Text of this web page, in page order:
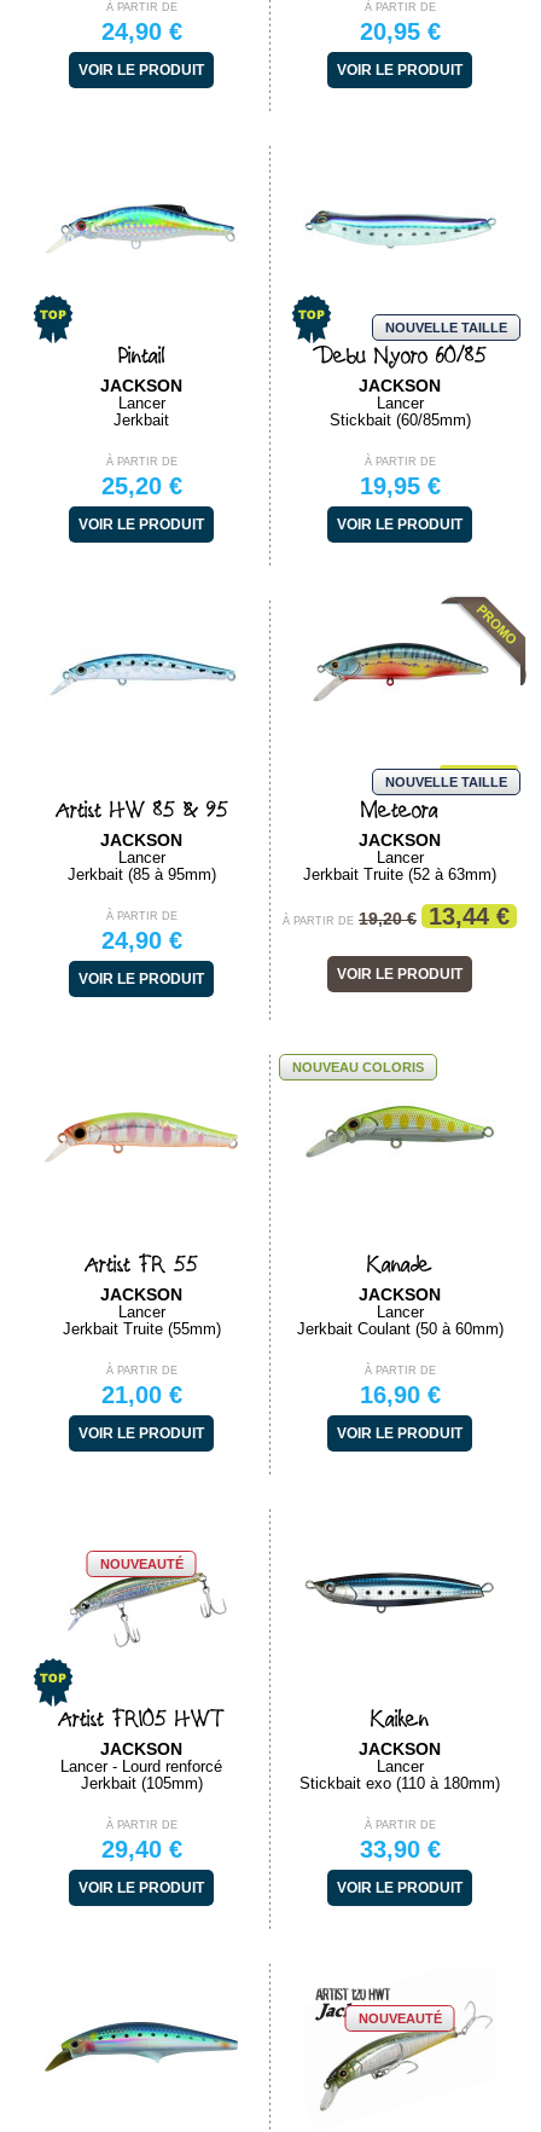
À PARTIR DE
24,90 €
VOIR LE PRODUIT
À PARTIR DE
20,95 €
VOIR LE PRODUIT
Pintail
JACKSON
Lancer
Jerkbait
À PARTIR DE
25,20 €
VOIR LE PRODUIT
NOUVELLE TAILLE
Debu Nyoro 60/85
JACKSON
Lancer
Stickbait (60/85mm)
À PARTIR DE
19,95 €
VOIR LE PRODUIT
Artist HW 85 & 95
JACKSON
Lancer
Jerkbait (85 à 95mm)
À PARTIR DE
24,90 €
VOIR LE PRODUIT
-30%
NOUVELLE TAILLE
Meteora
JACKSON
Lancer
Jerkbait Truite (52 à 63mm)
À PARTIR DE 19,20 € 13,44 €
VOIR LE PRODUIT
Artist FR 55
JACKSON
Lancer
Jerkbait Truite (55mm)
À PARTIR DE
21,00 €
VOIR LE PRODUIT
NOUVEAU COLORIS
Kanade
JACKSON
Lancer
Jerkbait Coulant (50 à 60mm)
À PARTIR DE
16,90 €
VOIR LE PRODUIT
NOUVEAUTÉ
Artist FR105 HWT
JACKSON
Lancer - Lourd renforcé
Jerkbait (105mm)
À PARTIR DE
29,40 €
VOIR LE PRODUIT
Kaiken
JACKSON
Lancer
Stickbait exo (110 à 180mm)
À PARTIR DE
33,90 €
VOIR LE PRODUIT
NOUVEAUTÉ